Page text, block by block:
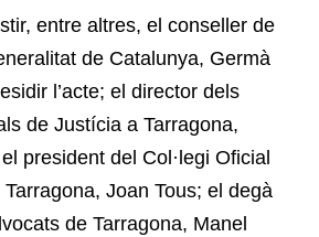
entre altres, el conseller de
de Catalunya, Germà
l’acte; el director dels
de Justícia a Tarragona,
president del Col·legi Oficial
Tarragona, Joan Tous; el degà
de Tarragona, Manel